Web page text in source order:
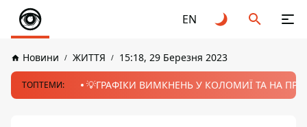
EN
Новини ЖИТТЯ 15:18, 29 Березня 2023
ТОПТЕМИ: 💡ГРАФІКИ ВИМКНЕНЬ У КОЛОМИЇ ТА НА